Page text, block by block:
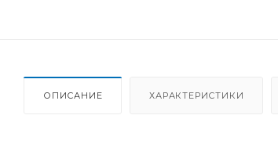
ОПИСАНИЕ ХАРАКТЕРИСТИКИ